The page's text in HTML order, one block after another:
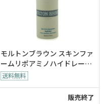
モルトンブラウン スキンファ
ームリポアミノハイドレータ
ー
販売終了